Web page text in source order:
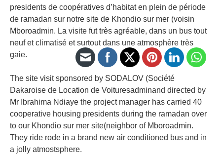
presidents de coopératives d’habitat en plein de période
de ramadan sur notre site de Khondio sur mer (voisin
Mboroadmin. La visite fut très agréable, dans un bus tout
neuf et climatisé et surtout dans une atmosphère très
gaie.
The site visit sponsored by SODALOV (Société
Dakaroise de Location de Voituresadminand directed by
Mr Ibrahima Ndiaye the project manager has carried 40
cooperative housing presidents during the ramadan over
to our Khondio sur mer site(neighbor of Mboroadmin.
They ride rode in a brand new air conditioned bus and in
a jolly atmostsphere.